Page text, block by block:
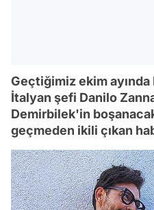
Geçtiğimiz ekim
İtalyan şefi Danilo
Demirbilek'in
geçmeden ikili çıkan